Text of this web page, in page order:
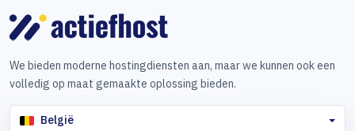
We bieden moderne hostingdiensten aan, maar we kunnen ook een
volledig op maat gemaakte oplossing bieden.
België